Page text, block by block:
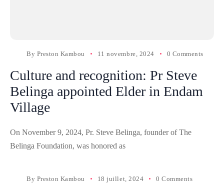
By Preston Kambou 11 novembre, 2024 0 Comments
Culture and recognition: Pr Steve
Belinga appointed Elder in Endam
Village
On November 9, 2024, Pr. Steve Belinga, founder of The
Belinga Foundation, was honored as
By Preston Kambou 18 juillet, 2024 0 Comments